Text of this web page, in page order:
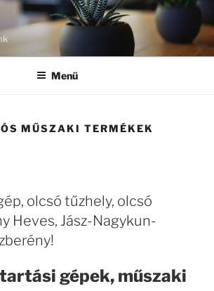
Menü
MŰSZAKI TERMÉKEK
olcsó tűzhely, olcsó
Heves, Jász-Nagykun-
gépek, műszaki